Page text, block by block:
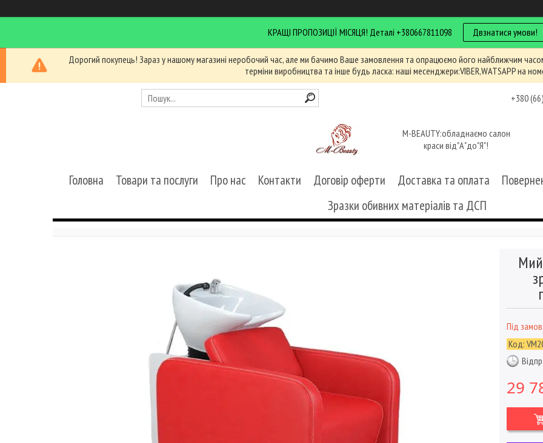
КРАЩІ ПРОПОЗИЦІЇ МІСЯЦЯ! Деталі +380667811098 Двзнатися умови!
Дорогий покупець! Зараз у нашому магазині неробочий час, але ми бачимо Ваше замовлення та опрацюємо його найближчим
терміни виробництва та інше будь ласка: наші месенджери:VIBER,WATSAPP на
+380
M-BEAUTY:обладнаємо салон
краси від"А"до"Я"!
Головна Товари та послуги Про нас Контакти Договір оферти Доставка та оплата
Зразки обивних матеріалів та ДСП
Під
Код:
29